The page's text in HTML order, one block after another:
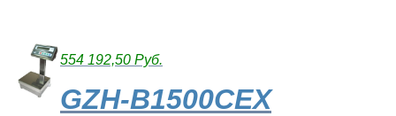
554 192,50 Руб.
GZH-B1500CEX